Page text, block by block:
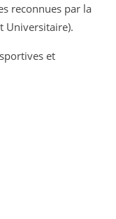
reconnues par la
Universitaire).
et